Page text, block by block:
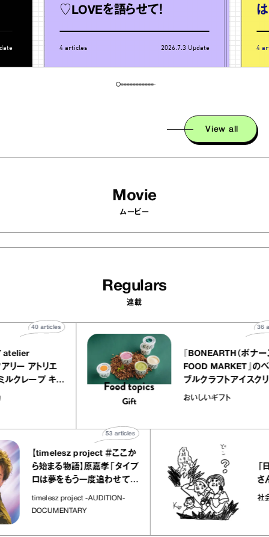
♡LOVEを語らせて！
4 articles 2026.7.3 Update 4
View all
Movie
ムービー
Regulars
連載
atelier
（イクアリー アトリエ
レ）』のミルクレープ キャ
子な宝物
『BONEARTH
FOOD
ブルクラフト
｜真野知子の
おいしいギフト
timelesz project ＃ここか
始まる物語】原嘉孝「タイプ
は夢をもう一度追わせてく
た場所」
project -AUDITION-
「日経平均
さんが解説
社会のじかん